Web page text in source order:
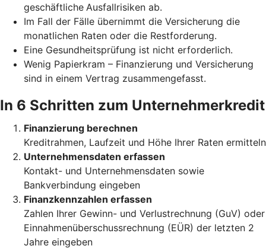
geschäftliche Ausfallrisiken ab.
Im Fall der Fälle übernimmt die Versicherung die
monatlichen Raten oder die Restforderung.
Eine Gesundheitsprüfung ist nicht erforderlich.
Wenig Papierkram – Finanzierung und Versicherung
sind in einem Vertrag zusammengefasst.
In 6 Schritten zum Unternehmerkredit
Finanzierung berechnen
Kreditrahmen, Laufzeit und Höhe Ihrer Raten ermitteln
Unternehmensdaten erfassen
Kontakt- und Unternehmensdaten sowie
Bankverbindung eingeben
Finanzkennzahlen erfassen
Zahlen Ihrer Gewinn- und Verlustrechnung (GuV) oder
Einnahmenüberschussrechnung (EÜR) der letzten 2
Jahre eingeben